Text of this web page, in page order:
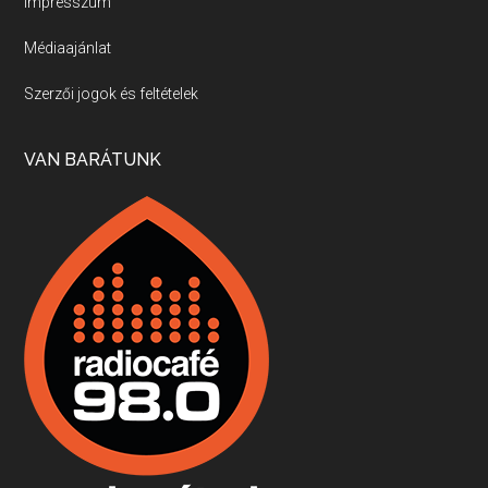
Villány, kékfrankos, Jackfall
Apr 17, 2026 • 00:35:38
Boston, teadélután, bab és homár
Apr 9, 2026 • 00:37:17
Fermentáljunk, a testünk meghálálja!
Apr 3, 2026 • 00:36:07
Médiaajánlat
Szerzői jogok és feltételek
VAN BARÁTUNK